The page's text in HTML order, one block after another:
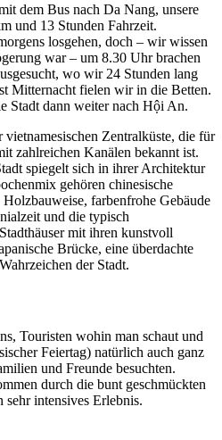
dem Bus nach Da Nang, unsere
und 13 Stunden Fahrzeit.
losgehen, doch – wir wissen
war – um 8.30 Uhr brachen
wo wir 24 Stunden lang
Mitternacht fielen wir in die Betten.
Stadt dann weiter nach Hội An.
Zentralküste, die für
zahlreichen Kanälen bekannt ist.
spiegelt sich in ihrer Architektur
gehören chinesische
farbenfrohe Gebäude
und die typisch
mit ihren kunstvoll
Brücke, eine überdachte
der Stadt.
Touristen wohin man schaut und
Feiertag) natürlich auch ganz
und Freunde besuchten.
durch die bunt geschmückten
sehr intensives Erlebnis.